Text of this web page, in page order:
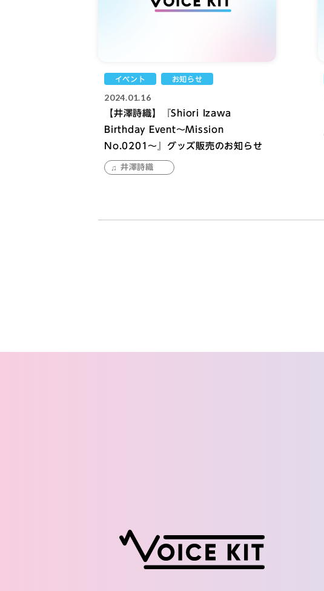
イベント お知らせ
2024.01.16
【井澤詩織】『Shiori Izawa
Birthday Event〜Mission
No.0201〜』グッズ販売のお知らせ
井澤詩織